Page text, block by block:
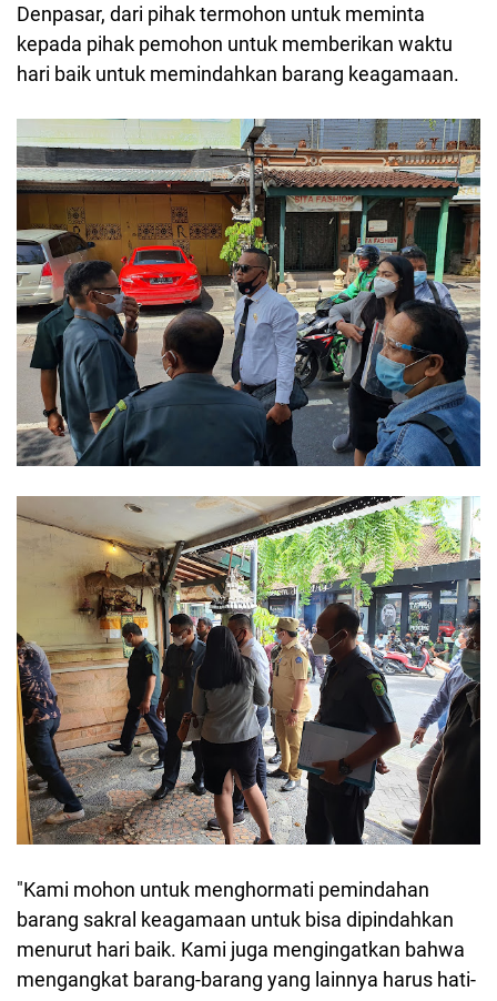
Denpasar, dari pihak termohon untuk meminta
kepada pihak pemohon untuk memberikan waktu
hari baik untuk memindahkan barang keagamaan.
"Kami mohon untuk menghormati pemindahan
barang sakral keagamaan untuk bisa dipindahkan
menurut hari baik. Kami juga mengingatkan bahwa
mengangkat barang-barang yang lainnya harus hati-